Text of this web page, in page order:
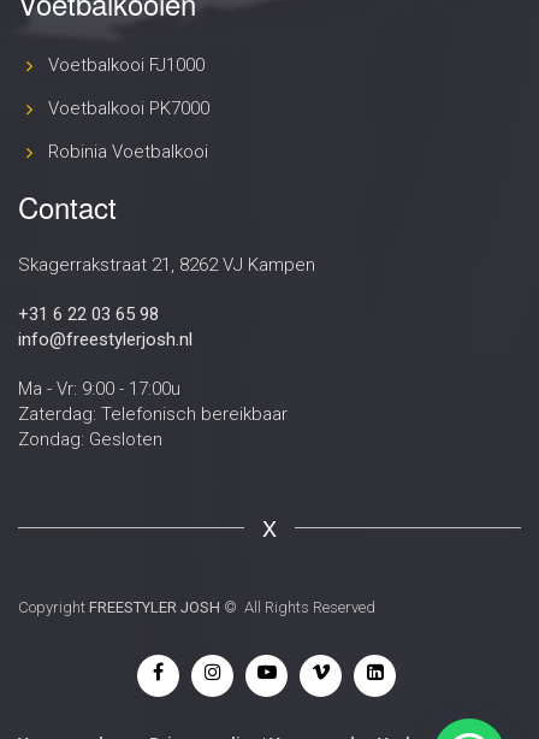
Voetbalkooi FJ1000
Voetbalkooi PK7000
Robinia Voetbalkooi
Contact
Skagerrakstraat 21, 8262 VJ Kampen
+31 6 22 03 65 98
info@freestylerjosh.nl
Ma - Vr: 9:00 - 17:00u
Zaterdag: Telefonisch bereikbaar
Zondag: Gesloten
X
Copyright FREESTYLER JOSH © All Rights Reserved